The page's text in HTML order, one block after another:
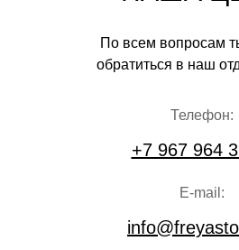
По всем вопросам
обратиться в наш
Телефон:
+7 967 964
E-mail: